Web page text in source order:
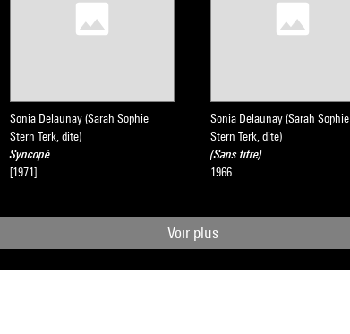
Sonia Delaunay (Sarah Sophie
Stern Terk, dite)
Syncopé
[1971]
Sonia Delaunay (Sarah Sophie
Stern Terk, dite)
(Sans titre)
1966
Voir plus